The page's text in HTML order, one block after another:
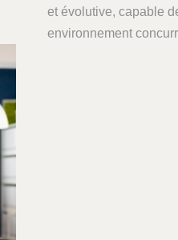
et évolutive, capable
environnement